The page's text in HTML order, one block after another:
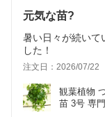
元気な苗?
暑い日々が続いて
した！
注文日：2026/07/22
観葉植物
苗 3号 専